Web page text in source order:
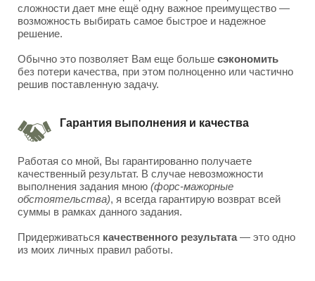
сложности дает мне ещё одну важное преимущество —
возможность выбирать самое быстрое и надежное
решение.
Обычно это позволяет Вам еще больше сэкономить
без потери качества, при этом полноценно или частично
решив поставленную задачу.
Гарантия выполнения и качества
Работая со мной, Вы гарантированно получаете
качественный результат. В случае невозможности
выполнения задания мною (форс-мажорные
обстоятельства), я всегда гарантирую возврат всей
суммы в рамках данного задания.
Придерживаться качественного результата— это одно
из моих личных правил работы.